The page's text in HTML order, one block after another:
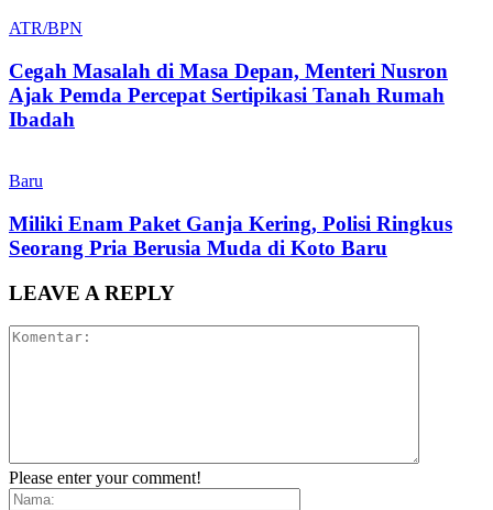
ATR/BPN
Cegah Masalah di Masa Depan, Menteri Nusron
Ajak Pemda Percepat Sertipikasi Tanah Rumah
Ibadah
Baru
Miliki Enam Paket Ganja Kering, Polisi Ringkus
Seorang Pria Berusia Muda di Koto Baru
LEAVE A REPLY
Please enter your comment!